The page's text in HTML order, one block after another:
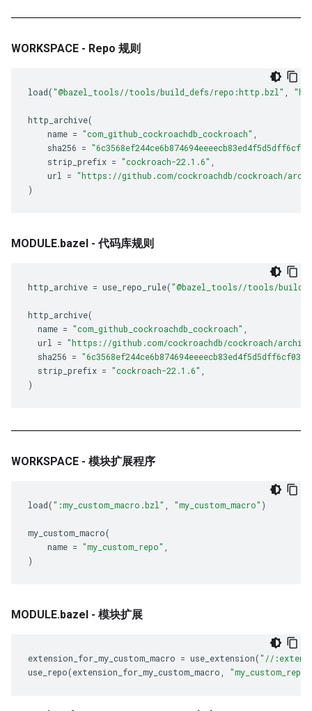
WORKSPACE - Repo 规则
load("@bazel_tools//tools/build_defs/repo:http.bzl"
http_archive(
name = "com_github_cockroachdb_cockroach"
sha256 =
strip_prefix = "cockroach-22.1.6"
url
= "https://github.com/cockroachdb/cockroach/
)
MODULE.bazel - 代码库规则
http_archive = use_repo_rule("@bazel_tools//tools/
http_archive(
name = "com_github_cockroachdb_cockroach"
url
= "https://github.com/cockroachdb/cockroach/
sha256 =
strip_prefix = "cockroach-22.1.6"
)
WORKSPACE - 模块扩展程序
load(":my_custom_macro.bzl" "my_custom_macro" )
my_custom_macro(
name = "my_custom_repo"
)
MODULE.bazel - 模块扩展
extension_for_my_custom_macro = use_extension("//
use_repo(extension_for_my_custom_macro "my_custom_repo"